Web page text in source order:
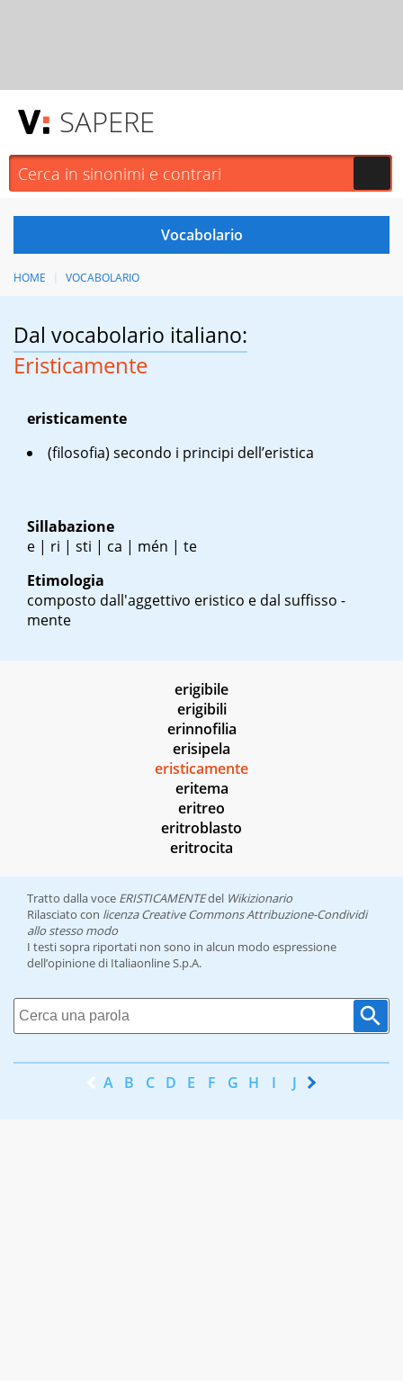
SAPERE
HOME VOCABOLARIO
Dal vocabolario italiano:
Eristicamente
eristicamente
(filosofia) secondo i principi dell’eristica
Sillabazione
e | ri | sti | ca | mén | te
Etimologia
composto dall'aggettivo eristico e dal suffisso -
mente
erigibile
erigibili
erinnofilia
erisipela
eristicamente
eritema
eritreo
eritroblasto
eritrocita
Tratto dalla voce ERISTICAMENTEdel Wikizionario
Rilasciato con licenza Creative Commons Attribuzione-Condividi
allo stesso modo
I testi sopra riportati non sono in alcun modo espressione
dell’opinione di Italiaonline S.p.A.
A B C D E F G H I J K